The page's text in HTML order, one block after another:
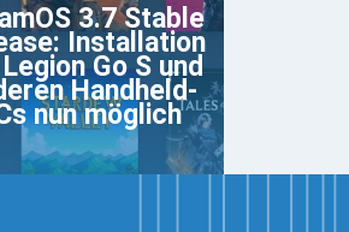
3.7 Stable
Installation
Go S und
Handheld-
nun möglich